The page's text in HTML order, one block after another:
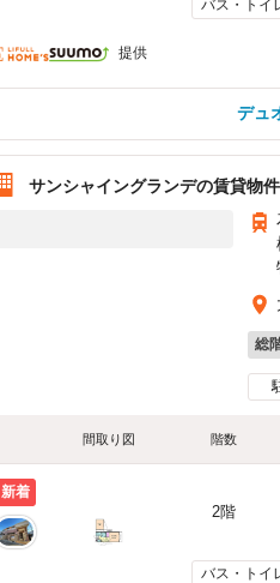
バス・トイ
提供
デュ
サンシャイングランデの賃貸物件
総
間取り図 階数
新着
2階
バス・トイ